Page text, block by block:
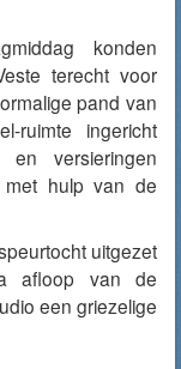
konden
terecht voor
pand van
ruimte ingericht
en versieringen
hulp van de
uitgezet
afloop van de
een griezelige